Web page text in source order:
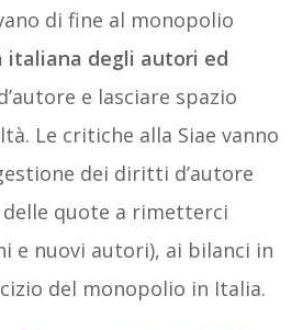
di fine al monopolio
italiana degli autori ed
e lasciare spazio
Le critiche alla Siae vanno
dei diritti d’autore
quote a rimetterci
e nuovi autori), ai bilanci in
del monopolio in Italia.